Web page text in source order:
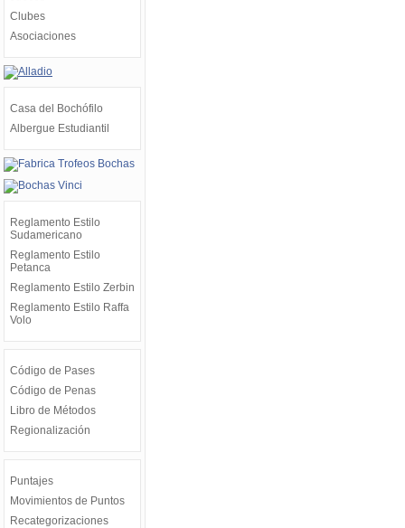
Clubes
Asociaciones
Casa del Bochófilo
Albergue Estudiantil
Reglamento Estilo
Sudamericano
Reglamento Estilo
Petanca
Reglamento Estilo Zerbin
Reglamento Estilo Raffa
Volo
Código de Pases
Código de Penas
Libro de Métodos
Regionalización
Puntajes
Movimientos de Puntos
Recategorizaciones